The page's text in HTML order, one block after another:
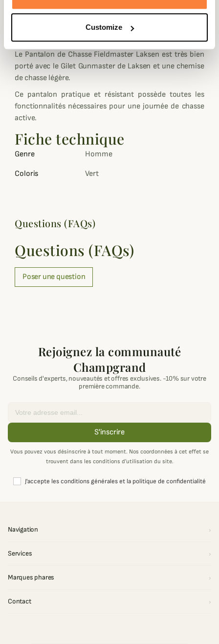
Customize
latérales à la taille pour un accès facile ainsi que deux
poches zippées à l'arrière pour garder les objets de valeur
Le Pantalon de Chasse Fieldmaster Laksen est très bien
porté avec le Gilet Gunmaster de Laksen et une chemise
de chasse légère.
Ce pantalon pratique et résistant possède toutes les
fonctionnalités nécessaires pour une journée de chasse
active.
Fiche technique
Genre Homme
Coloris Vert
Questions (FAQs)
Questions (FAQs)
Poser une question
Rejoignez la communauté
Champgrand
Conseils d'experts, nouveautés et offres exclusives. -10% sur votre
première commande.
S'inscrire
Vous pouvez vous désinscrire à tout moment. Nos coordonnées à cet effet se
trouvent dans les conditions d’utilisation du site.
J'accepte les conditions générales et la politique de confidentialité
Navigation
Services
Marques phares
Contact